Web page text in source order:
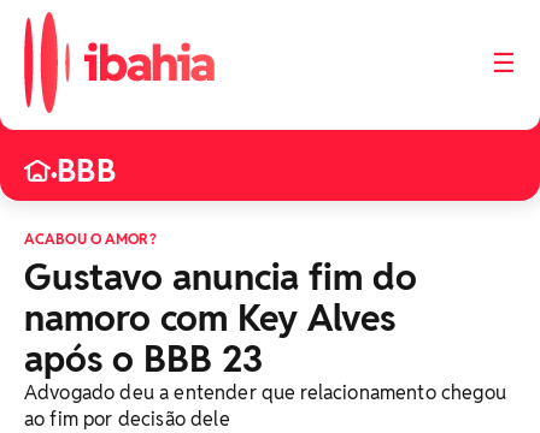
☰
•BBB
ACABOU O AMOR?
Gustavo anuncia fim do
namoro com Key Alves
após o BBB 23
Advogado deu a entender que relacionamento chegou
ao fim por decisão dele